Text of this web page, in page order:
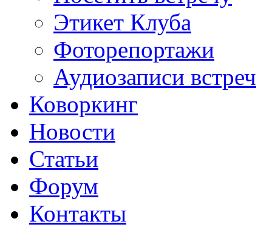
Этикет Клуба
Фоторепортажи
Аудиозаписи встреч
Коворкинг
Новости
Статьи
Форум
Контакты